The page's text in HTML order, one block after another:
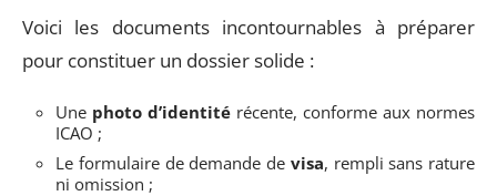
Voici les documents incontournables à préparer
pour constituer un dossier solide :
Une photo d’identité récente, conforme aux normes
ICAO ;
Le formulaire de demande de visa, rempli sans rature
ni omission ;